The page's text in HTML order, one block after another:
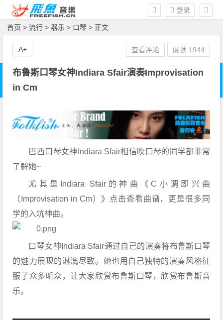
登录
首页 >流行 >器乐 > 口琴 > 正文
布鲁斯口琴女神Indiara Sfair演奏Improvisation
in Cm
巴西口琴女神Indiara Sfair相信吹口琴的同学都非常
了解她~
尤其是Indiara Sfair的神曲《C小调即兴曲
（Improvisation in Cm）》点击查看曲谱，更是很多同
学的入坑神曲。
口琴女神Indiara Sfair通过自己的演奏将布鲁斯口琴
的魅力展现的淋漓尽致。她也用自己独特的演奏风格征
服了众多听众，让大家欣赏布鲁斯口琴，欣赏布鲁斯音
乐。
查看评论 阅读 1944
A+